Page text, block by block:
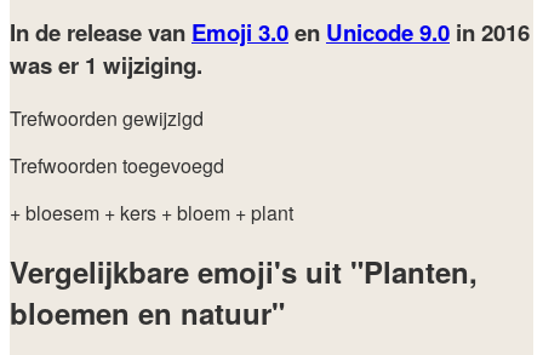
In de release van Emoji 3.0en Unicode 9.0 in 2016
was er 1 wijziging.
Trefwoorden gewijzigd
Trefwoorden toegevoegd
+ bloesem + kers + bloem + plant
Vergelijkbare emoji's uit "Planten,
bloemen en natuur"